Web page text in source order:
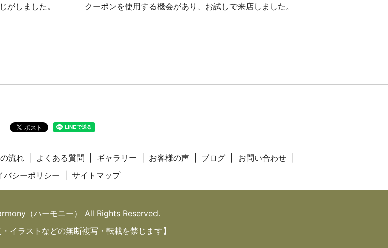
がしました。 クーポンを使用する機会があり、お試しで来店しました。
流れ よくある質問 ギャラリー お客様の声 ブログ
お問い合わせ
バシーポリシー
サイトマップ
（ハーモニー） All Rights Reserved.
・イラストなどの無断複写・転載を禁じます】